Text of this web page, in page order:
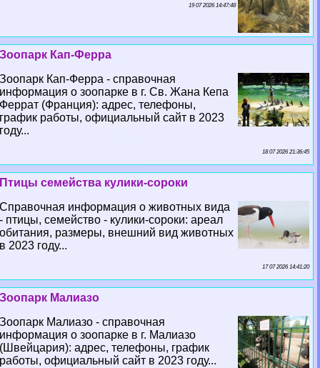
19 07 2026 14:47:48
Зоопарк Кап-Ферра
Зоопарк Кап-Ферра - справочная
информация о зоопарке в г. Св. Жана Кепа
Феррат (Франция): адрес, телефоны,
график работы, официальный сайт в 2023
году...
18 07 2026 21:36:45
Птицы семейства кулики-сороки
Справочная информация о животных вида
- птицы, семейство - кулики-сороки: ареал
обитания, размеры, внешний вид животных
в 2023 году...
17 07 2026 14:41:20
Зоопарк Малиазо
Зоопарк Малиазо - справочная
информация о зоопарке в г. Малиазо
(Швейцария): адрес, телефоны, график
работы, официальный сайт в 2023 году...